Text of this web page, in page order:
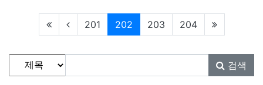
201 202현재페이지
203 204
게시물 검색
검색대상
검색어필수 검색